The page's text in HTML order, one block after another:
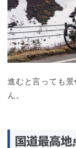
進むと言っても
ん。
国道最高